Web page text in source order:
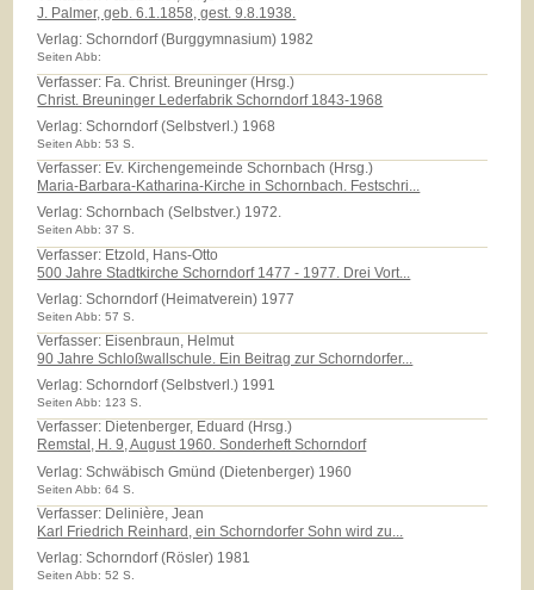
J. Palmer, geb. 6.1.1858, gest. 9.8.1938.
Verlag:Schorndorf (Burggymnasium) 1982
Seiten Abb:
Verfasser: Fa. Christ. Breuninger (Hrsg.)
Christ. Breuninger Lederfabrik Schorndorf 1843-1968
Verlag:Schorndorf (Selbstverl.) 1968
Seiten Abb: 53 S.
Verfasser: Ev. Kirchengemeinde Schornbach (Hrsg.)
Maria-Barbara-Katharina-Kirche in Schornbach. Festschri...
Verlag:Schornbach (Selbstver.) 1972.
Seiten Abb: 37 S.
Verfasser: Etzold, Hans-Otto
500 Jahre Stadtkirche Schorndorf 1477 - 1977. Drei Vort...
Verlag:Schorndorf (Heimatverein) 1977
Seiten Abb: 57 S.
Verfasser: Eisenbraun, Helmut
90 Jahre Schloßwallschule. Ein Beitrag zur Schorndorfer...
Verlag:Schorndorf (Selbstverl.) 1991
Seiten Abb: 123 S.
Verfasser: Dietenberger, Eduard (Hrsg.)
Remstal, H. 9, August 1960. Sonderheft Schorndorf
Verlag:Schwäbisch Gmünd (Dietenberger) 1960
Seiten Abb: 64 S.
Verfasser: Delinière, Jean
Karl Friedrich Reinhard, ein Schorndorfer Sohn wird zu...
Verlag:Schorndorf (Rösler) 1981
Seiten Abb: 52 S.